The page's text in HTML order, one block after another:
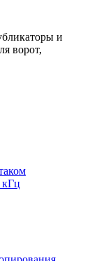
и
ворот,
кГц